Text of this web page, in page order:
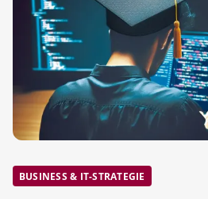
BUSINESS & IT-STRATEGIE